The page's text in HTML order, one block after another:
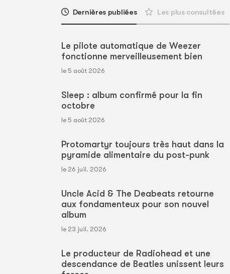
Dernières publiées Les plus consultées
Le pilote automatique de Weezer
fonctionne merveilleusement bien
le 5 août 2026
Sleep : album confirmé pour la fin
octobre
le 5 août 2026
Protomartyr toujours très haut dans la
pyramide alimentaire du post-punk
le 26 juil. 2026
Uncle Acid & The Deabeats retourne
aux fondamenteux pour son nouvel
album
le 23 juil. 2026
Le producteur de Radiohead et une
descendance de Beatles unissent leurs